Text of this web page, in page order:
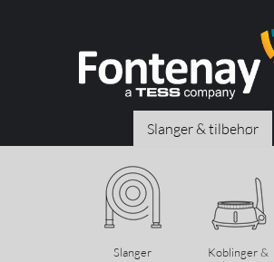
Slanger & tilbehør
Slanger
Koblinger &